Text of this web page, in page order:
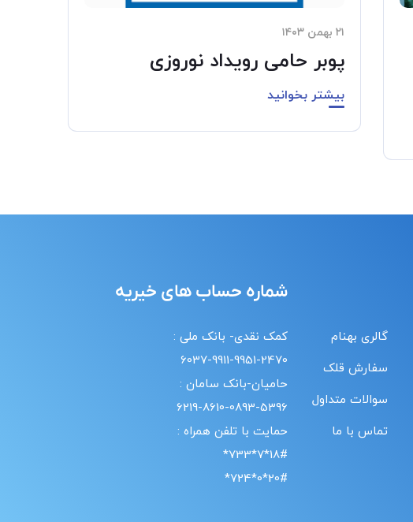
۲۱ بهمن ۱۴۰۳
پوبر حامی رویداد نوروزی
بیشتر بخوانید
گالری بهنام
سفارش قلک
سوالات متداول
تماس با ما
شماره حساب های خیریه
کمک نقدی- بانک ملی :
6037-9911-9951-2470
حامیان-بانک سامان :
6219-8610-0893-5396
حمایت با تلفن همراه :
18#*7*733*
20#*0*724*